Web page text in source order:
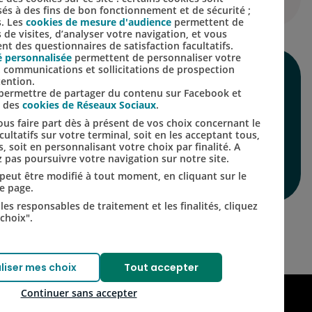
SUIVEZ-NOUS SUR
LES RÉSEAUX
SOCIAUX
Lien vers le compte
Lien vers le
à des fins de bon fonctionnement et de sécurité ;
Les cookies de mesure d'audience permettent de
visites, d’analyser votre navigation, et vous
des questionnaires de satisfaction facultatifs.
personnalisée permettent de personnaliser votre
communications et sollicitations de prospection
de partager du contenu sur Facebook et
cookies de Réseaux Sociaux.
faire part dès à présent de vos choix concernant le
sur votre terminal, soit en les acceptant tous,
soit en personnalisant votre choix par finalité. A
pas poursuivre votre navigation sur notre site.
être modifié à tout moment, en cliquant sur le
page.
responsables de traitement et les finalités, cliquez
mes choix Tout accepter
Continuer sans accepter